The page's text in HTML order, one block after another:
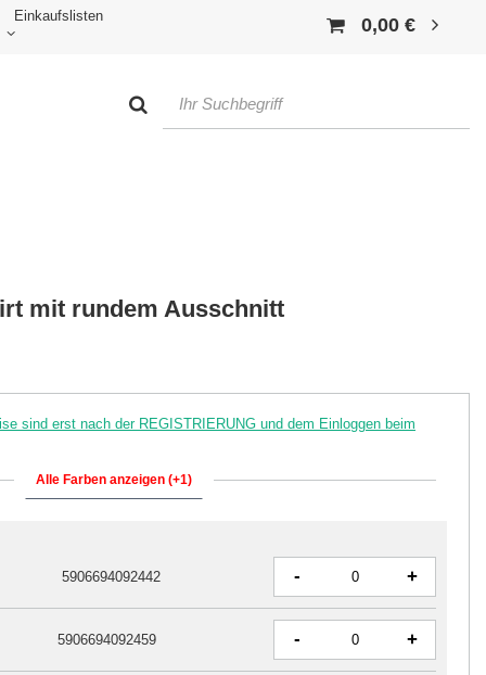
Einkaufslisten 0,00 €
mit rundem Ausschnitt
sind erst nach der REGISTRIERUNG und dem Einloggen beim
Alle Farben anzeigen (+1)
5906694092442 - +
5906694092459 - +